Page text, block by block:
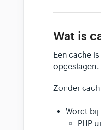
Wat is
Een cache
opgeslagen.
Zonder
Wordt bij
PHP